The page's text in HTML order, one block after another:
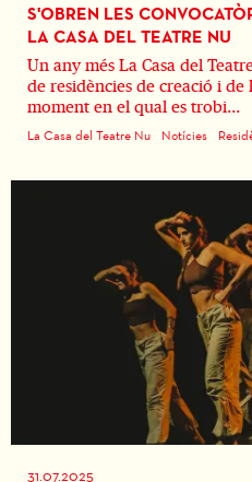
S'OBREN LES
LA CASA DEL TEATRE NU
Un any més La Casa del
de residències de creació i
moment en el qual es trobi...
La Casa del Teatre Nu Notícies
31.07.2025